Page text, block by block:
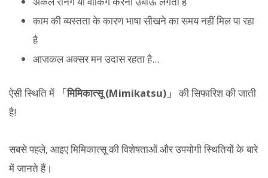
काम की व्यस्तता के कारण भाषा सीखने का समय नहीं मिल पा रहा
है
आजकल अक्सर मन उदास रहता है...
ऐसी स्थिति में 「मिमिकात्सू (Mimikatsu)」 की सिफारिश की जाती
है!
सबसे पहले, आइए मिमिकात्सू की विशेषताओं और उपयोगी स्थितियों के बारे
में जानते हैं।